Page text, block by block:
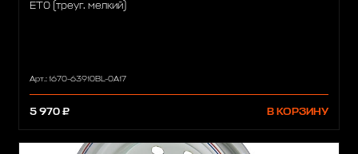
ET0 (треуг. мелкий)
Арт.: 1670-63910BL-0A17
5 970 ₽ В КОРЗИНУ